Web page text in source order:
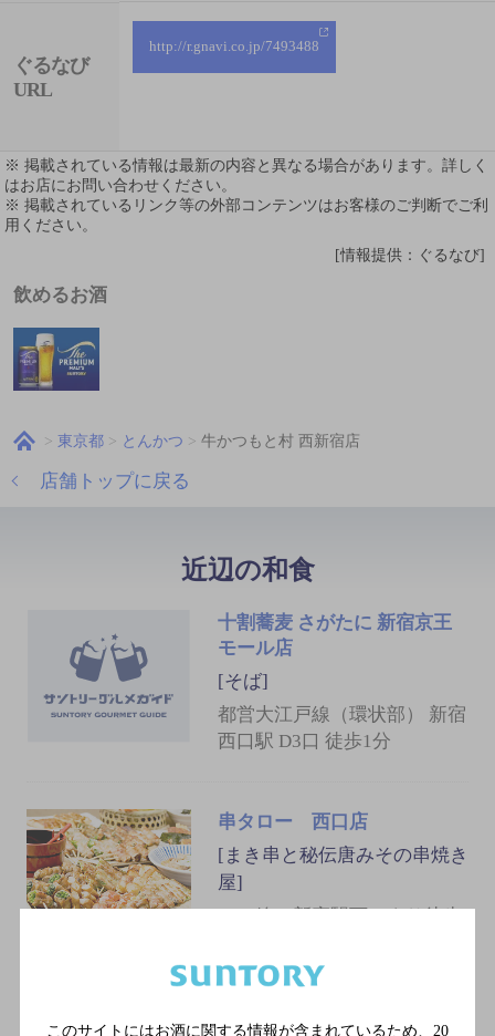
ぐるなび
URL
http://r.gnavi.co.jp/7493488
※ 掲載されている情報は最新の内容と異なる場合があります。詳しく
はお店にお問い合わせください。
※ 掲載されているリンク等の外部コンテンツはお客様のご判断でご利
用ください。
[情報提供：ぐるなび]
飲めるお酒
東京都 とんかつ 牛かつもと村 西新宿店
店舗トップに戻る
近辺の和食
十割蕎麦 さがたに 新宿京王
モール店
[そば]
都営大江戸線（環状部） 新宿
西口駅 D3口 徒歩1分
串タロー 西口店
[まき串と秘伝唐みその串焼き
屋]
ＪＲ線 新宿駅西口より徒歩
口より徒歩1分／大江戸線
このサイトにはお酒に関する情報が含まれているため、 20